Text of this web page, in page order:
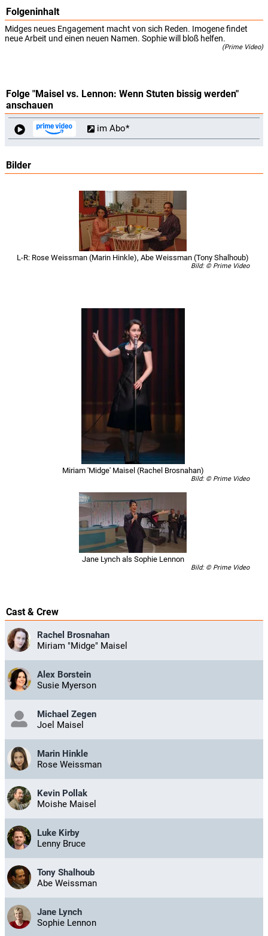
Folgeninhalt
Midges neues Engagement macht von sich Reden. Imogene findet
neue Arbeit und einen neuen Namen. Sophie will bloß helfen.
(Prime Video)
Folge "Maisel vs. Lennon: Wenn Stuten bissig werden"
anschauen
im Abo*
Bilder
L-R: Rose Weissman (Marin Hinkle), Abe Weissman (Tony Shalhoub)
Bild: © Prime Video
Miriam 'Midge' Maisel (Rachel Brosnahan)
Bild: © Prime Video
Jane Lynch als Sophie Lennon
Bild: © Prime Video
Cast & Crew
Rachel Brosnahan
Miriam "Midge" Maisel
Alex Borstein
Susie Myerson
Michael Zegen
Joel Maisel
Marin Hinkle
Rose Weissman
Kevin Pollak
Moishe Maisel
Luke Kirby
Lenny Bruce
Tony Shalhoub
Abe Weissman
Jane Lynch
Sophie Lennon